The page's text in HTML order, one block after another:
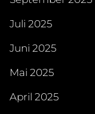
Juli 2025
Juni 2025
Mai 2025
April 2025